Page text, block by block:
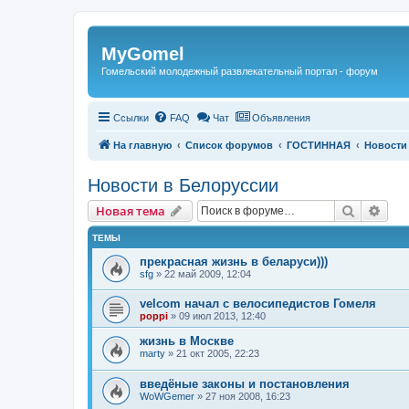
Регистрация
MyGomel
Гомельский молодежный развлекательный портал - форум
Ссылки FAQ Чат Объявления
На главную Список форумов ГОСТИННАЯ
Новости в Белоруссии
Новая тема
Новаятема Поиск
ТЕМЫ
прекрасная жизнь в беларуси)))
sfg » 22 май 2009, 12:04
velcom начал с велосипедистов Гомеля
poppi » 09 июл 2013, 12:40
жизнь в Москве
marty » 21 окт 2005, 22:23
введёные законы и постановления
WoWGemer » 27 ноя 2008, 16:23